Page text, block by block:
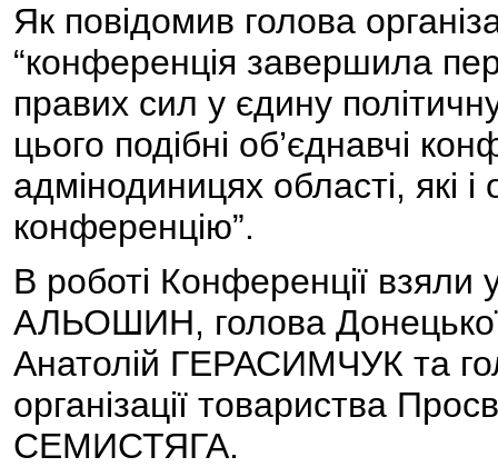
Як повідомив голова
“конференція завершила
правих сил у єдину
цього подібні об’єднавчі
адмінодиницях області, які
конференцію”.
В роботі Конференції взяли
АЛЬОШИН, голова Донецької
Анатолій ГЕРАСИМЧУК та
організації товариства
СЕМИСТЯГА.